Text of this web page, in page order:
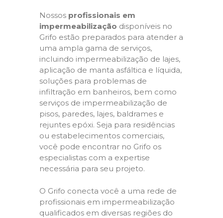
Nossos profissionais em
impermeabilização disponíveis no
Grifo estão preparados para atender a
uma ampla gama de serviços,
incluindo impermeabilização de lajes,
aplicação de manta asfáltica e líquida,
soluções para problemas de
infiltração em banheiros, bem como
serviços de impermeabilização de
pisos, paredes, lajes, baldrames e
rejuntes epóxi. Seja para residências
ou estabelecimentos comerciais,
você pode encontrar no Grifo os
especialistas com a expertise
necessária para seu projeto.
O Grifo conecta você a uma rede de
profissionais em impermeabilização
qualificados em diversas regiões do